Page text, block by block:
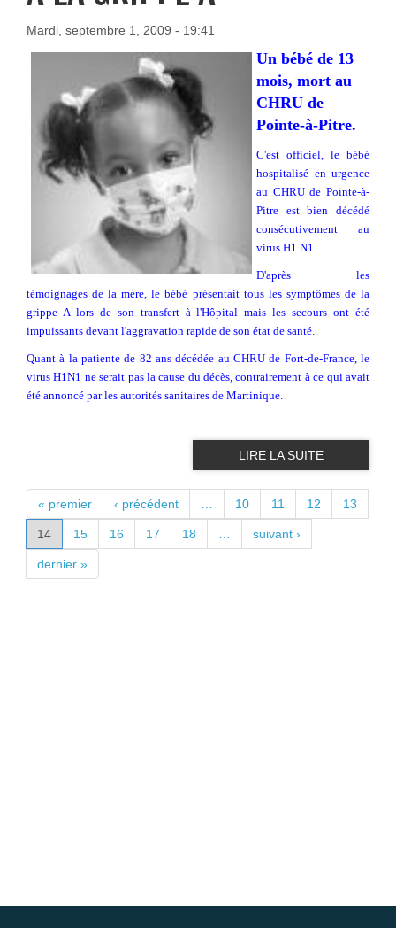
Mardi, septembre 1, 2009 - 19:41
Un bébé de 13
mois, mort au
CHRU de
Pointe-à-Pitre.
C'est officiel, le bébé
hospitalisé en urgence
au CHRU de Pointe-à-
Pitre est bien décédé
consécutivement au
virus H1 N1.
D'après les
témoignages de la mère, le bébé présentait tous les symptômes de la
grippe A lors de son transfert à l'Hôpital mais les secours ont été
impuissants devant l'aggravation rapide de son état de santé.
Quant à la patiente de 82 ans décédée au CHRU de Fort-de-France, le
virus H1N1 ne serait pas la cause du décès, contrairement à ce qui avait
été annoncé par les autorités sanitaires de Martinique.
LIRE LA SUITE
PAGES
« premier ‹ précédent 10 11 12 13
14 15 16 17 18 suivant ›
dernier »